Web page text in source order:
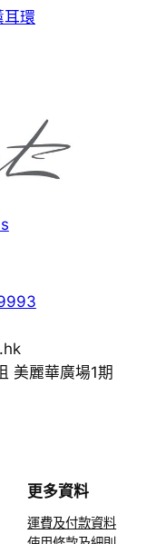
環
美麗華廣場1期
更多資料
運費及付款資料